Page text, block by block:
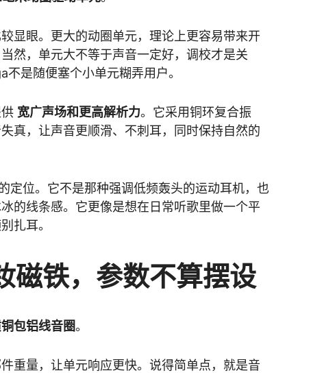
显眼。更大的动圈单元，理论上更容易带来开
然，单元大不等于声音一定好，调校才是关
是随便塞个小单元糊弄用户。
宽广声场和更高解析力。它采用铜环复合振
真，让声音更顺滑、不刺耳，同时保持自然的
定位。它不是那种强调低频轰头的运动耳机，也
的线条感。它更像是想在日常听歌里做一个平
扎耳。
磁铁，参数不算摆设
包铝线音圈。
重量，让单元响应更快。说得简单点，就是音